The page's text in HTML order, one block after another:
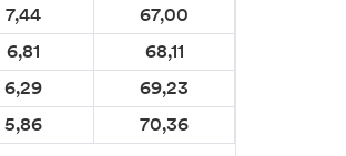
7,44
67,00
6,81
68,11
6,29
69,23
5,86 70,36